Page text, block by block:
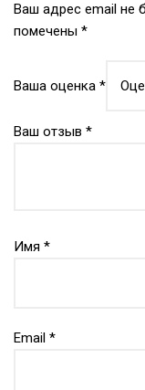
Ваш адрес email не
помечены *
Ваша оценка *
Ваш отзыв *
Имя *
Email *